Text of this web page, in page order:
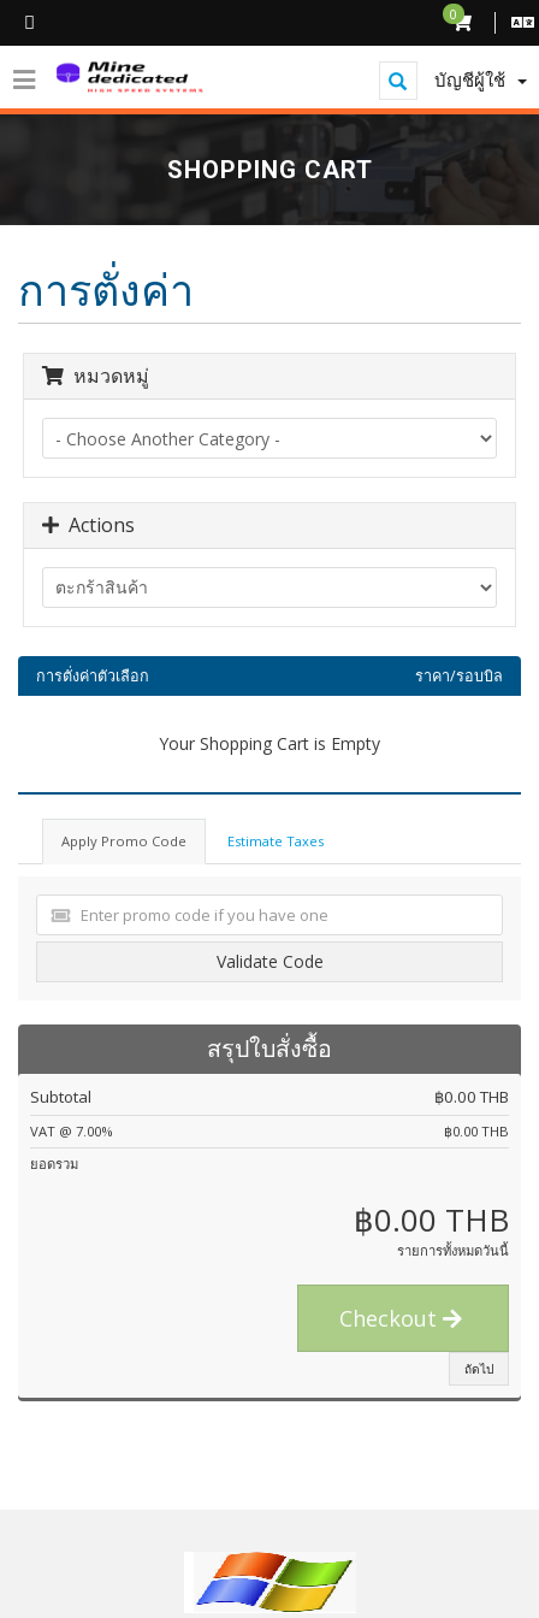
0
บัญชีผู้ใช้
SHOPPING CART
การตั่งค่า
หมวดหมู่
Actions
การตั่งค่าตัวเลือก ราคา/รอบบิล
Your Shopping Cart is Empty
Apply Promo Code Estimate Taxes
Validate Code
สรุปใบสั่งซื้อ
Subtotal ฿0.00 THB
VAT @ 7.00%
฿0.00 THB
ยอดรวม
฿0.00 THB
รายการทั้งหมดวันนี้
Checkout
ถัดไป